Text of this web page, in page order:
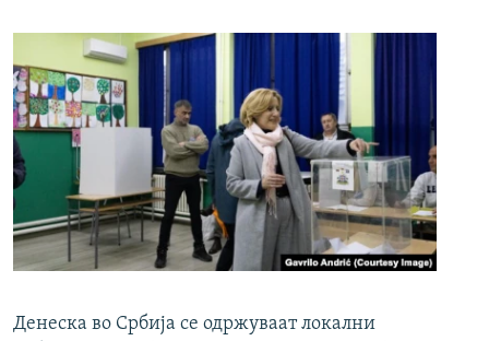
Денеска во Србија се одржуваат локални